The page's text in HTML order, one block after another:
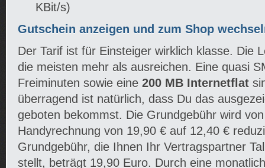
KBit/s)
Gutschein anzeigen und zum Shop
Der Tarif ist für Einsteiger wirklich klasse. Die
die meisten mehr als ausreichen. Eine quasi
Freiminuten sowie eine 200 MB Internetflat
überragend ist natürlich, dass Du das
geboten bekommst. Die Grundgebühr wird
Handyrechnung von 19,90 € auf 12,40 €
Grundgebühr, die Ihnen Ihr Vertragspartner
stellt, beträgt 19,90 Euro. Durch eine